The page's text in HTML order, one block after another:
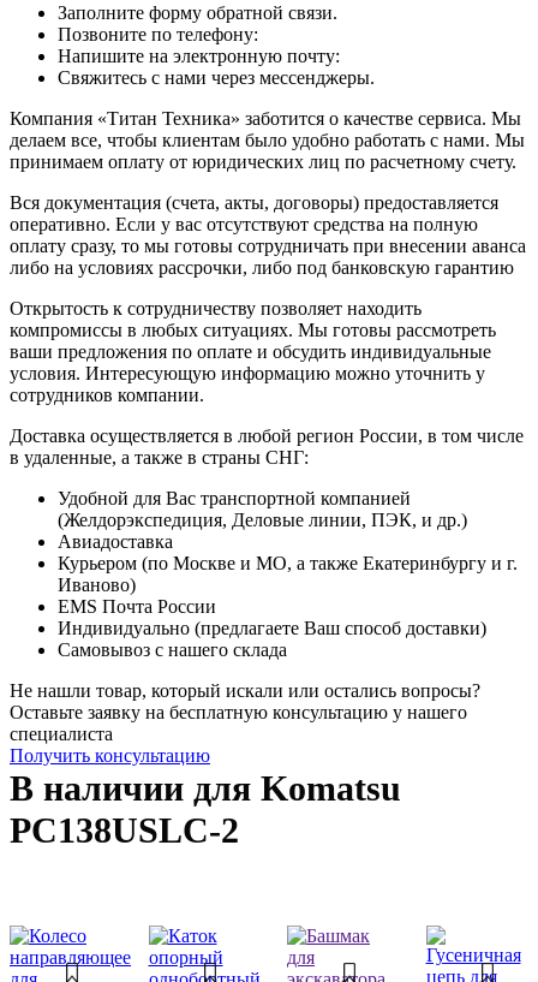
Заполните форму обратной связи.
Позвоните по телефону:
Напишите на электронную почту:
Свяжитесь с нами через мессенджеры.
Компания «Титан Техника» заботится о качестве сервиса. Мы
делаем все, чтобы клиентам было удобно работать с нами. Мы
принимаем оплату от юридических лиц по расчетному счету.
Вся документация (счета, акты, договоры) предоставляется
оперативно. Если у вас отсутствуют средства на полную
оплату сразу, то мы готовы сотрудничать при внесении аванса
либо на условиях рассрочки, либо под банковскую гарантию
Открытость к сотрудничеству позволяет находить
компромиссы в любых ситуациях. Мы готовы рассмотреть
ваши предложения по оплате и обсудить индивидуальные
условия. Интересующую информацию можно уточнить у
сотрудников компании.
Доставка осуществляется в любой регион России, в том числе
в удаленные, а также в страны СНГ:
Удобной для Вас транспортной компанией
(Желдорэкспедиция, Деловые линии, ПЭК, и др.)
Авиадоставка
Курьером (по Москве и МО, а также Екатеринбургу и г.
Иваново)
EMS Почта России
Индивидуально (предлагаете Ваш способ доставки)
Самовывоз с нашего склада
Не нашли товар, который искали или остались вопросы?
Оставьте заявку на бесплатную консультацию у нашего
специалиста
Получить консультацию
В наличии для Komatsu
PC138USLC-2